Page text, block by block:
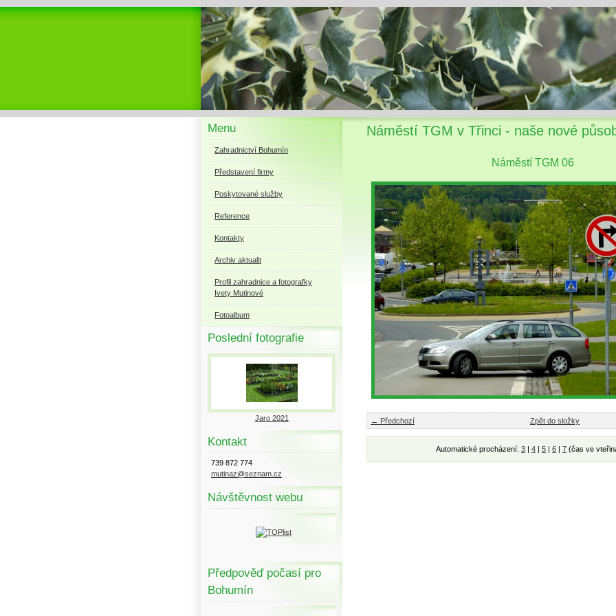
Menu
Zahradnictví Bohumín
Představení firmy
Poskytované služby
Reference
Kontakty
Archiv aktualit
Profil zahradnice a fotografky
Ivety Mutinové
Fotoalbum
Poslední fotografie
Jaro 2021
Kontakt
739 872 774
mutinaz@seznam.cz
Návštěvnost webu
Předpověď počasí pro
Bohumín
Náměstí TGM v Třinci - naše nové
Náměstí TGM 06
← Předchozí Zpět do složky
Automatické procházení: 3 | 4 | 5 | 6 | 7 (čas ve